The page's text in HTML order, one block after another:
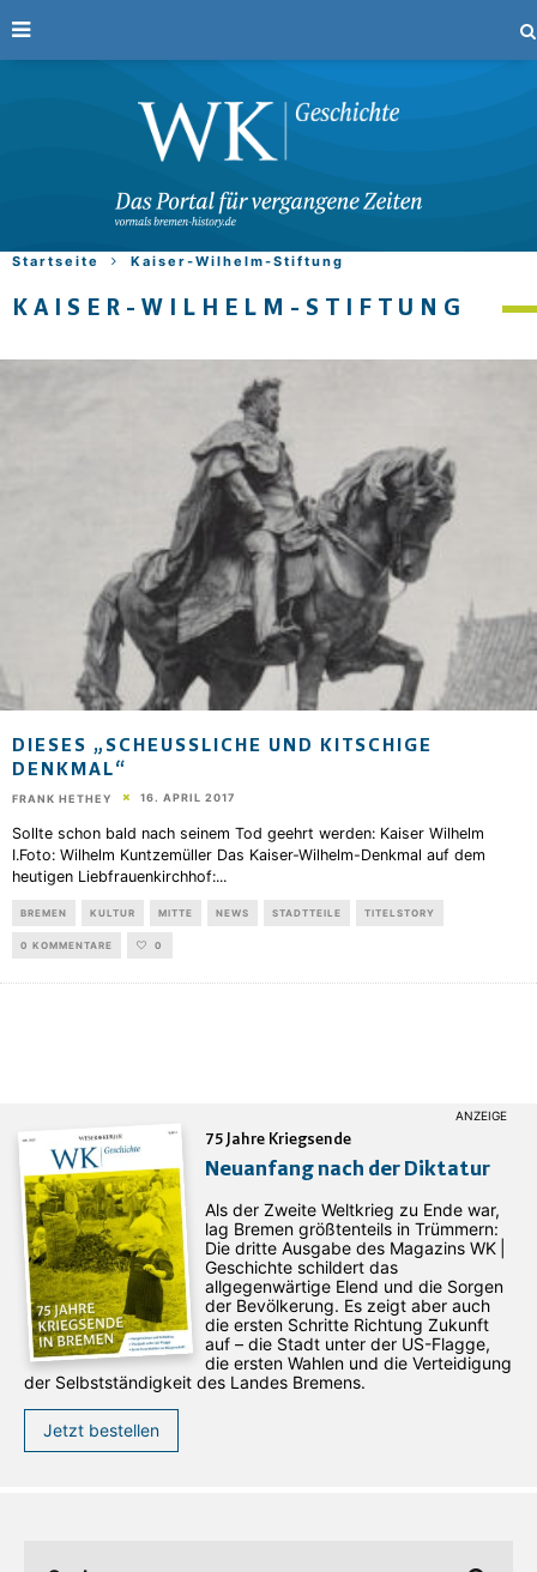
Startseite Kaiser-Wilhelm-Stiftung
KAISER-WILHELM-STIFTUNG
DIESES „SCHEUSSLICHE UND KITSCHIGE D
ENKMAL“
FRANK HETHEY 16. APRIL 2017
Sollte schon bald nach seinem Tod geehrt werden: Kaiser Wilhelm
I.Foto: Wilhelm Kuntzemüller Das Kaiser-Wilhelm-Denkmal auf dem
heutigen Liebfrauenkirchhof:...
BREMEN KULTUR MITTE NEWS STADTTEILE TITELSTORY
0 KOMMENTARE 0
75 Jahre Kriegsende
Neuanfang nach der Diktatur
Als der Zweite Weltkrieg zu Ende war,
lag Bremen größtenteils in Trümmern:
Die dritte Ausgabe des ­Magazins WK |
Geschichte schildert das
allgegenwärtige Elend und die Sorgen
der Bevölkerung. Es zeigt aber auch
die ersten Schritte Richtung Zukunft
auf – die Stadt unter der US-Flagge,
die ersten Wahlen und die Verteidigung
der Selbstständigkeit des Landes Bremens.
Jetzt bestellen